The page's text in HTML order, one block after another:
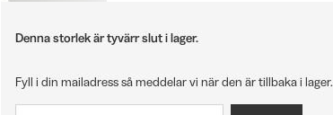
Denna storlek är tyvärr slut i lager.
Fyll i din mailadress så meddelar vi när den är tillbaka i lager.